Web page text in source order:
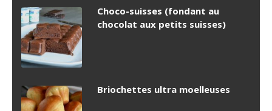
Choco-suisses (fondant au
chocolat aux petits suisses)
Briochettes ultra moelleuses